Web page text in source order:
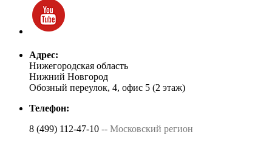
Адрес:
Нижегородская область
Нижний Новгород
Обозный переулок, 4, офис 5 (2 этаж)
Телефон:
8 (499) 112-47-10 -- Московский регион